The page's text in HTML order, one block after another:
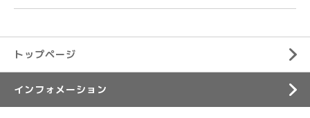
トップページ
インフォメーション